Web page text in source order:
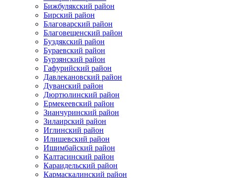
Бижбулякский район
Бирский район
Благоварский район
Благовещенский район
Буздякский район
Бураевский район
Бурзянский район
Гафурийский район
Давлекановский район
Дуванский район
Дюртюлинский район
Ермекеевский район
Зианчуринский район
Зилаирский район
Иглинский район
Илишевский район
Ишимбайский район
Калтасинский район
Караидельский район
Кармаскалинский район